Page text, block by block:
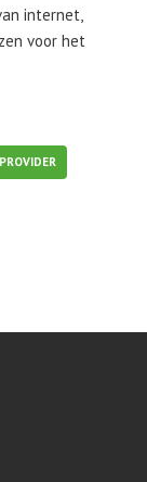
internet,
voor het
PROVIDER